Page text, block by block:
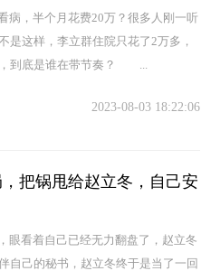
，半个月花费20万？很多人刚一听
是这样，李立群住院只花了2万多，
，到底是谁在带节奏？ ...
2023-08-03 18:22:06
把锅甩给赵立冬，自己安
眼看着自己已经无力翻盘了，赵立冬
自己的秘书，赵立冬终于是当了一回